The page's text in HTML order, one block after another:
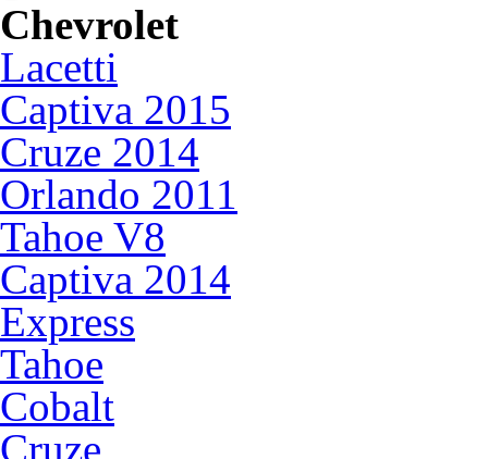
Chevrolet
Lacetti
Captiva 2015
Cruze 2014
Orlando 2011
Tahoe V8
Captiva 2014
Express
Tahoe
Cobalt
Cruze